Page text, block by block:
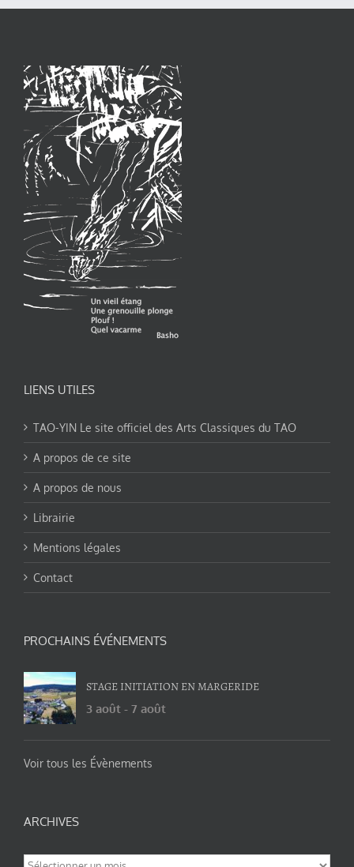
LIENS UTILES
TAO-YIN Le site officiel des Arts Classiques du TAO
A propos de ce site
A propos de nous
Librairie
Mentions légales
Contact
PROCHAINS ÉVÉNEMENTS
STAGE INITIATION EN MARGERIDE
3 août - 7 août
Voir tous les Évènements
ARCHIVES
Archives